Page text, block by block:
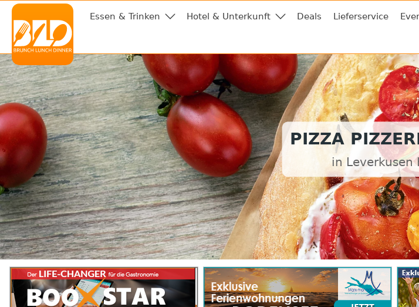
Essen & Trinken Hotel & Unterkunft Deals Lieferservice
PIZZA
in Leverkusen